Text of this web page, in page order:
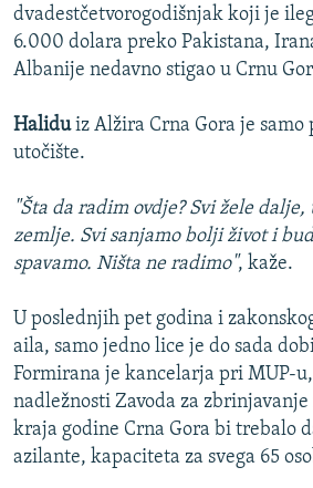
dvadestčetvorogodišnjak koji je
6.000 dolara preko Pakistana,
Albanije nedavno stigao u Crnu
Haliduiz Alžira Crna Gora je samo
utočište.
"Šta da radim ovdje? Svi žele
zemlje. Svi sanjamo bolji život i
spavamo. Ništa ne radimo", kaže.
U poslednjih pet godina i
aila, samo jedno lice je do sada
Formirana je kancelarja pri MUP-
nadležnosti Zavoda za
kraja godine Crna Gora bi trebalo
azilante, kapaciteta za svega 65